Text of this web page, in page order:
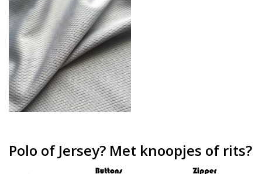
Polo of Jersey? Met knoopjes of rits?